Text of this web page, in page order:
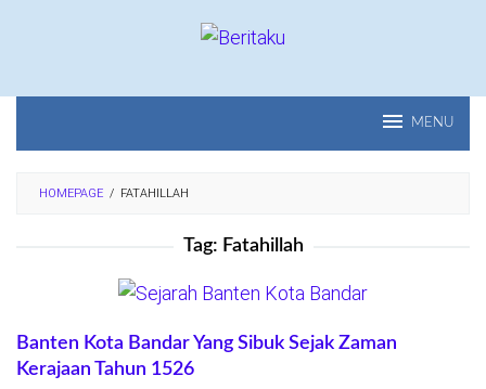
MENU
HOMEPAGE / FATAHILLAH
Tag: Fatahillah
Banten Kota Bandar Yang Sibuk Sejak Zaman
Kerajaan Tahun 1526